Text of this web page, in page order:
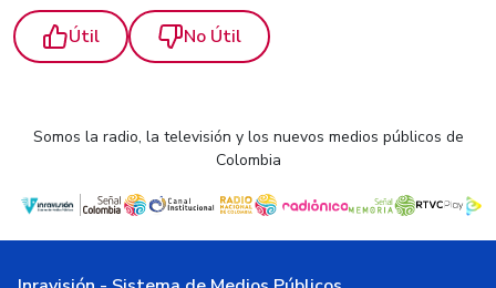
Útil No Útil
Somos la radio, la televisión y los nuevos medios públicos de
Colombia